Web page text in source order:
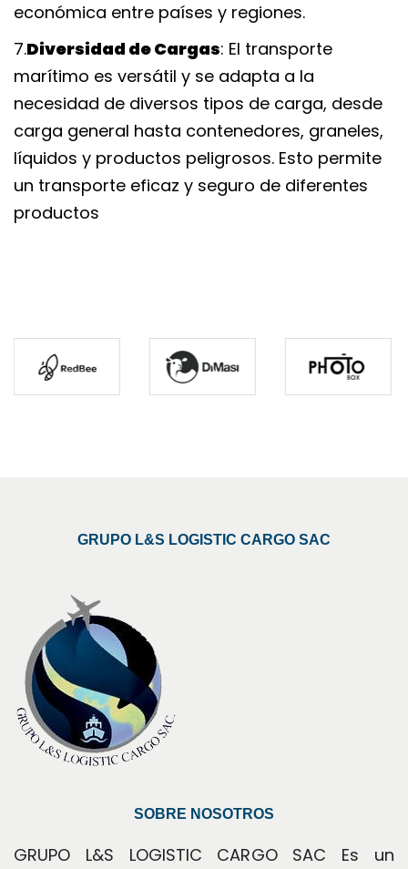
económica entre países y regiones.
7.Diversidad de Carga: El transporte
marítimo es versátil y se adapta a la
necesidad de diversos tipos de carga, desde
carga general hasta contenedores, graneles,
líquidos y productos peligrosos. Esto permite
un transporte eficaz y seguro de diferentes
producto
GRUPO L&S LOGISTIC CARGO SAC
SOBRE NOSOTROS
GRUPO L&S LOGISTIC CARGO SAC Es un